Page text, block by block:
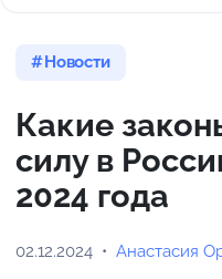
Новости
Какие
силу в
2024 года
02.12.2024 Анастасия